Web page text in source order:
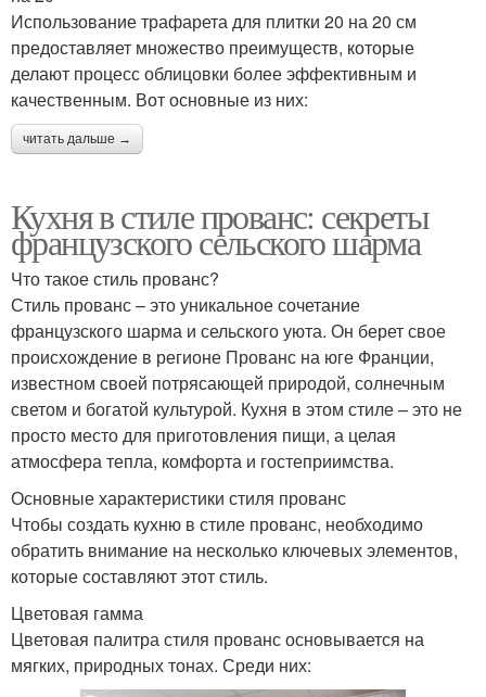
Использование трафарета для плитки 20 на 20 см
предоставляет множество преимуществ, которые
делают процесс облицовки более эффективным и
качественным. Вот основные из них:
читать дальше →
Кухня в стиле прованс: секреты
французского сельского шарма
Что такое стиль прованс?
Стиль прованс – это уникальное сочетание
французского шарма и сельского уюта. Он берет свое
происхождение в регионе Прованс на юге Франции,
известном своей потрясающей природой, солнечным
светом и богатой культурой. Кухня в этом стиле – это не
просто место для приготовления пищи, а целая
атмосфера тепла, комфорта и гостеприимства.
Основные характеристики стиля прованс
Чтобы создать кухню в стиле прованс, необходимо
обратить внимание на несколько ключевых элементов,
которые составляют этот стиль.
Цветовая гамма
Цветовая палитра стиля прованс основывается на
мягких, природных тонах. Среди них: